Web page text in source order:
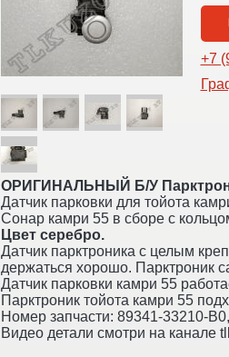
+7
ОРИГИНАЛЬНЫЙ Б/У
Датчик парковки для тойота
Сонар камри 55 в сборе с
Цвет серебро.
Датчик парктроника с целым
держаться хорошо. Парктроник
Датчик парковки камри 55
Парктроник тойота камри 55
Номер запчасти: 89341-33210-
Видео детали смотри на канале